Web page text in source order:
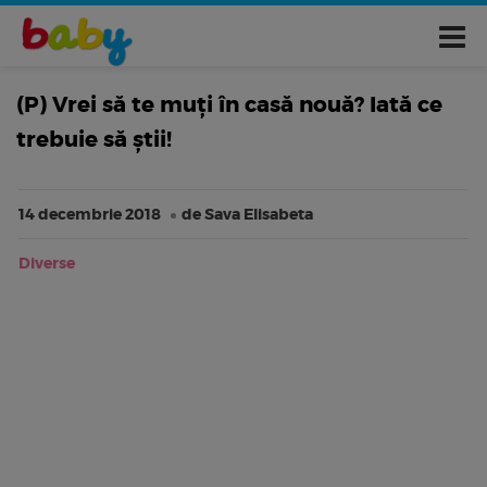
(P) Vrei să te muți în casă nouă? Iată ce
trebuie să știi!
14 decembrie 2018 de Sava Elisabeta
Diverse